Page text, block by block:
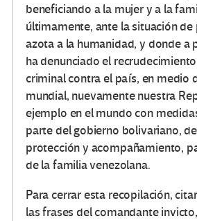
beneficiando a la mujer y a la
últimamente, ante la situación
azota a la humanidad, y donde a
ha denunciado el
criminal contra el país, en medio
mundial, nuevamente nuestra
ejemplo en el mundo con
parte del gobierno bolivariano,
protección y acompañamiento,
de la familia venezolana.
Para cerrar esta recopilación,
las frases del comandante